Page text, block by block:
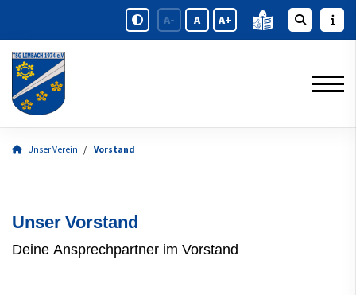
A- A A+
Unser Verein Vorstand
Unser Vorstand
Deine Ansprechpartner im Vorstand